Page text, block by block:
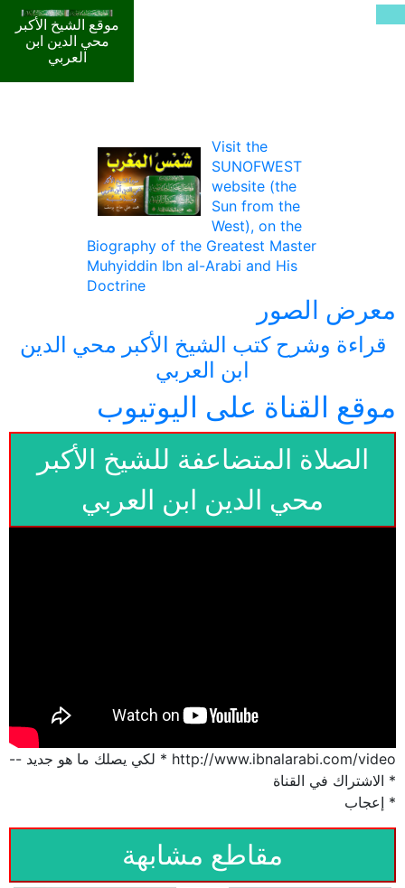
موقع الشيخ الأكبر
محي الدين ابن
العربي
Visit the
SUNOFWEST
website (the
Sun from the
West), on the
Biography of the Greatest Master
Muhyiddin Ibn al-Arabi and His
Doctrine
معرض الصور
قراءة وشرح كتب الشيخ الأكبر محي الدين
ابن العربي
موقع القناة على اليوتيوب
الصلاة المتضاعفة للشيخ الأكبر
محي الدين ابن العربي
http://www.ibnalarabi.com/video * لكي يصلك ما هو جديد --
* الاشتراك في القناة
* إعجاب
مقاطع مشابهة